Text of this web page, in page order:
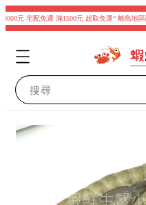
元 宅配免運 滿1500元 超取免運“ 離島地區除
搜尋